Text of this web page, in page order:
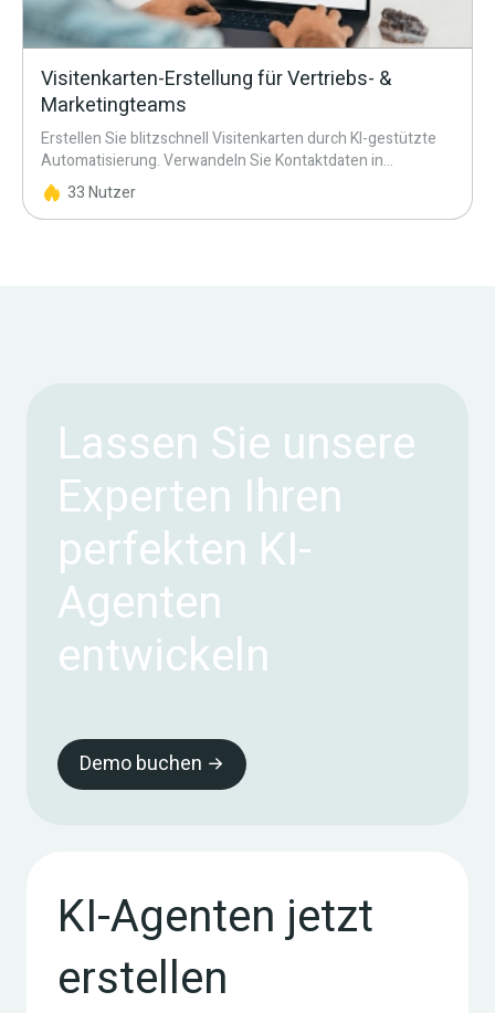
Visitenkarten-Erstellung für Vertriebs- &
Marketingteams
Erstellen Sie blitzschnell Visitenkarten durch KI-gestützte
Automatisierung. Verwandeln Sie Kontaktdaten in
ausgefeilte Entwürfe, die exakt Ihrem Corporate Design
entsprechen.
33 Nutzer
Lassen Sie unsere
Experten Ihren
perfekten KI-
Agenten
entwickeln
Demo buchen
KI-Agenten jetzt
erstellen